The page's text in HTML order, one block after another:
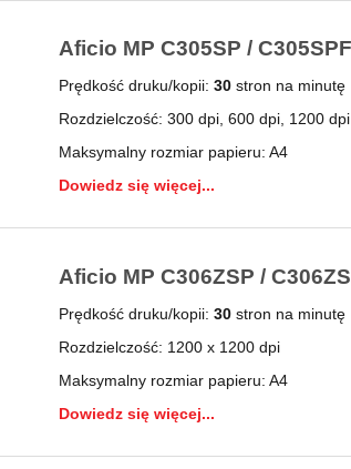
Aficio MP C305SP / C305SPF
Prędkość druku/kopii: 30 stron na minutę
Rozdzielczość: 300 dpi, 600 dpi, 1200 dpi
Maksymalny rozmiar papieru: A4
Dowiedz się więcej...
Aficio MP C306ZSP /
Prędkość druku/kopii: 30 stron na minutę
Rozdzielczość: 1200 x 1200 dpi
Maksymalny rozmiar papieru: A4
Dowiedz się więcej...